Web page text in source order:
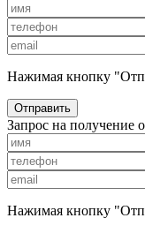
Нажимая кнопку
Отправить
Запрос на получение
Нажимая кнопку